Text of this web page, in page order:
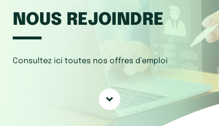
NOUS REJOINDRE
Consultez ici toutes nos offres d’emploi